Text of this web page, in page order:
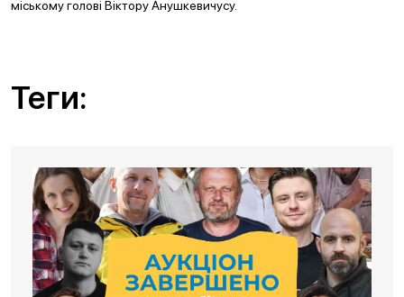
міському голові Віктору Анушкевичусу.
Теги: